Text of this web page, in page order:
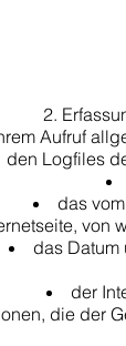
2.
Aufruf
den Logfiles
das
von
das Datum
der
die der